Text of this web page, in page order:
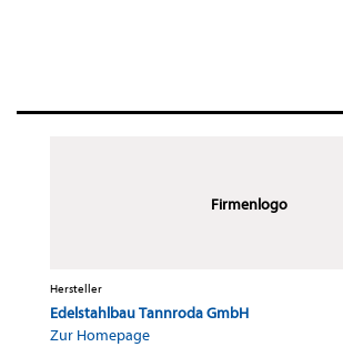
Firmenlogo
Hersteller
Edelstahlbau Tannroda GmbH
Zur Homepage